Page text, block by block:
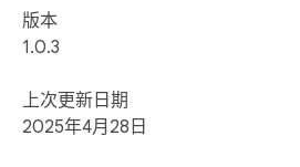
版本
1.0.3
上次更新日期
2025年4月28日